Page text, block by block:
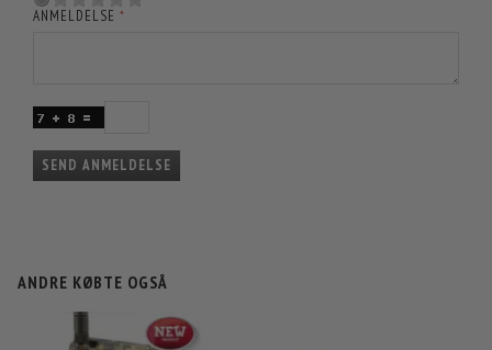
ANMELDELSE
SEND ANMELDELSE
ANDRE KØBTE OGSÅ